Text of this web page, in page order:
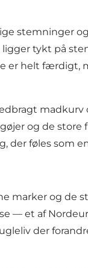
stemninger
tykt på
helt færdigt,
og de
føles som
marker og de
— et af
der